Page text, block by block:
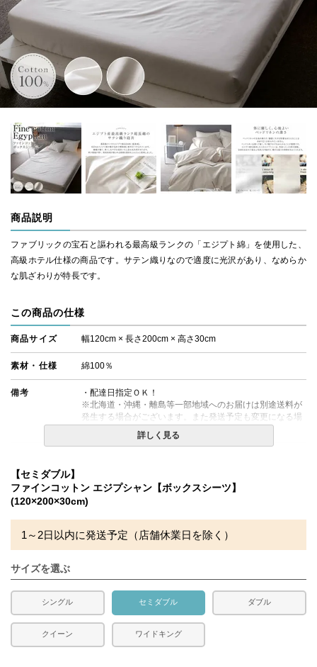
商品説明
ファブリックの宝石と謳われる最高級ランクの「エジプト綿」を使用した、
高級ホテル仕様の商品です。サテン織りなので適度に光沢があり、なめらか
な肌ざわりが特長です。
この商品の仕様
商品サイズ 幅120cm × 長さ200cm × 高さ30cm
素材・仕様 綿100％
備考
・配達日指定ＯＫ！
※北海道・沖縄・離島等一部地域へのお届けは別途送料が
発生する場合がございます。また発送予定も変更になる場
合があります。
詳しく見る
【セミダブル】
ファインコットン エジプシャン【ボックスシーツ】
(120×200×30cm)
1～2日以内に発送予定（店舗休業日を除く）
サイズを選ぶ
シングル セミダブル ダブル
クイーン ワイドキング